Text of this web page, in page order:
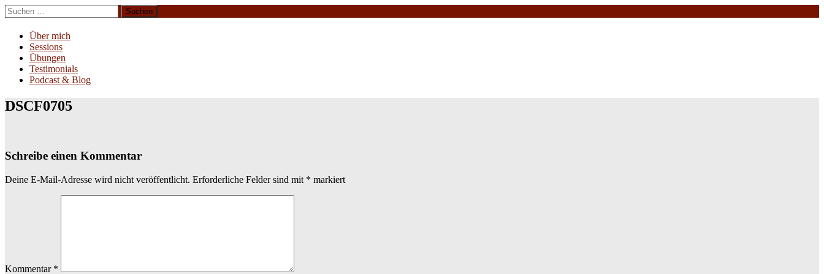
Zum
Inhalt
springen
Suchen
nach:
Über mich
Sessions
Übungen
Testimonials
Podcast & Blog
DSCF0705
Schreibe einen Kommentar
Deine E-Mail-Adresse wird nicht veröffentlicht. Erforderliche Felder sind mit * markiert
Kommentar *